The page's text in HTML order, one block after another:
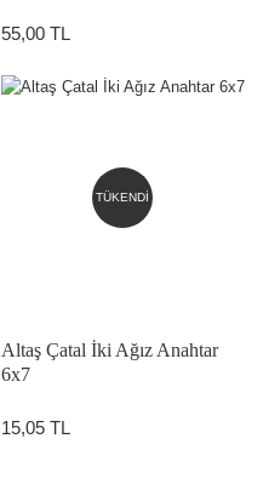
55,00 TL
TÜKENDİ
Altaş Çatal İki Ağız Anahtar
6x7
15,05 TL